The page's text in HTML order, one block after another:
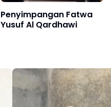
Penyimpangan Fatwa
Yusuf Al Qardhawi